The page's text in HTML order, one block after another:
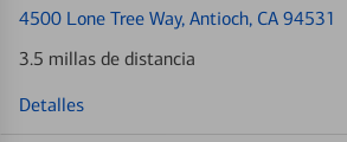
4500 Lone Tree Way, Antioch, CA 94531
3.5 millas de distancia
Detalles